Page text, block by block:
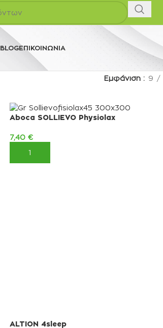
BLOGΕΠΙΚΟΙΝΩΝΊΑ
Εμφάνιση 9
Aboca SOLLIEVO Physiolax
7,40 €
ΠΡΟΣΘΉΚΗ ΣΤΟ ΚΑΛΆΘΙ
ALTION 4sleep